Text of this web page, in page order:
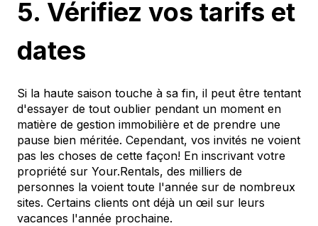
5. Vérifiez vos tarifs et
dates
Si la haute saison touche à sa fin, il peut être tentant
d'essayer de tout oublier pendant un moment en
matière de gestion immobilière et de prendre une
pause bien méritée. Cependant, vos invités ne voient
pas les choses de cette façon! En inscrivant votre
propriété sur Your.Rentals, des milliers de
personnes la voient toute l'année sur de nombreux
sites. Certains clients ont déjà un œil sur leurs
vacances l'année prochaine.